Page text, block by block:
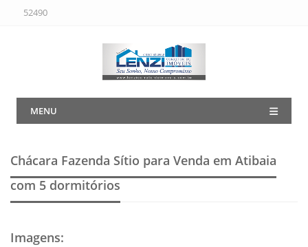
52490
MENU
Chácara Fazenda Sítio para Venda em Atibaia
com 5 dormitórios
Imagens: